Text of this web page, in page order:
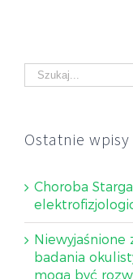
Ostatnie wpisy
Choroba
Niewyjaśnione
badania
mogą być